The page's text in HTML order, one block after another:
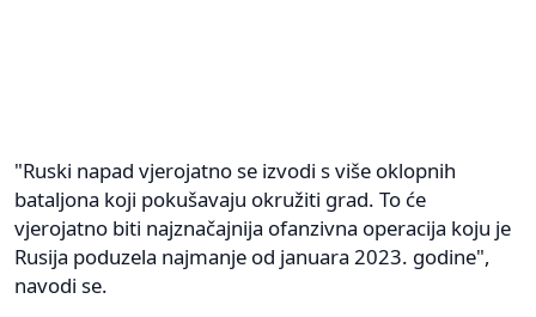
"Ruski napad vjerojatno se izvodi s više oklopnih
bataljona koji pokušavaju okružiti grad. To će
vjerojatno biti najznačajnija ofanzivna operacija koju je
Rusija poduzela najmanje od januara 2023. godine",
navodi se.